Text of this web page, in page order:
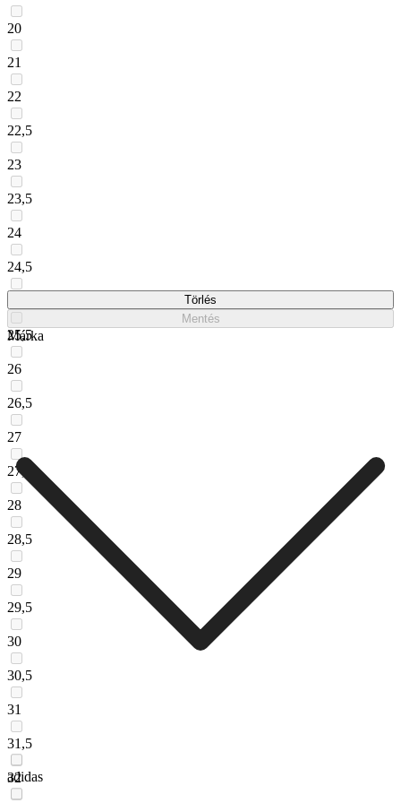
20
21
22
22,5
23
23,5
24
24,5
25,5
26
26,5
27
27,5
28
28,5
29
29,5
30
30,5
31
31,5
32
Törlés
Mentés
Márka
adidas